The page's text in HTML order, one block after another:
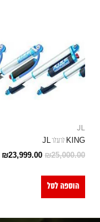
JL
KING לרנגלר JL
₪25,000.00
₪23,999.00
הוספה לסל